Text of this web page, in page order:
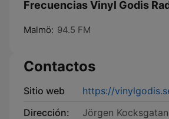
Frecuencias Vinyl Godis
Malmö: 94.5 FM
Contactos
Sitio web
https://
Dirección:
Jörgen